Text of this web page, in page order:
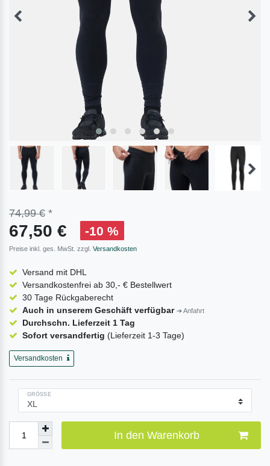
74,99 € *
67,50 € -10 %
Preise inkl. ges. MwSt. zzgl. Versandkosten
Versand mit DHL
Versandkostenfrei ab 30,- € Bestellwert
30 Tage Rückgaberecht
Auch in unserem Geschäft verfügbar ➔ Anfahrt
Durchschn. Lieferzeit 1 Tag
Sofort versandfertig (Lieferzeit 1-3 Tage)
Versandkosten
GRÖSSE
In den Warenkorb